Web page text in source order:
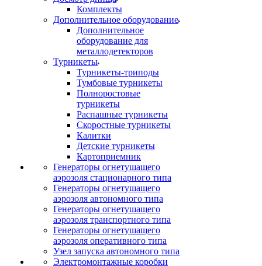
Комплекты
Дополнительное оборудование
Дополнительное
оборудование для
металлодетекторов
Турникеты
Турникеты-триподы
Тумбовые турникеты
Полноростовые
турникеты
Распашные турникеты
Скоростные турникеты
Калитки
Детские турникеты
Картоприемник
Генераторы огнетушащего
аэрозоля стационарного типа
Генераторы огнетушащего
аэрозоля автономного типа
Генераторы огнетушащего
аэрозоля транспортного типа
Генераторы огнетушащего
аэрозоля оперативного типа
Узел запуска автономного типа
Электромонтажные коробки